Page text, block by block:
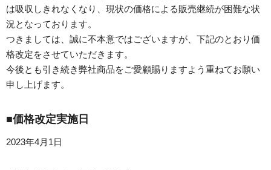
は吸収しきれなくなり、現状の価格による販売継続が困難な状
況となっております。
つきましては、誠に不本意ではございますが、下記のとおり価
格改定をさせていただきます。
今後とも引き続き弊社商品をご愛顧賜りますよう重ねてお願い
申し上げます。
■価格改定実施日
2023年4月1日